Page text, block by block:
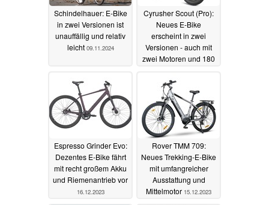
Schindelhauer: E-Bike
in zwei Versionen ist
unauffällig und relativ
leicht 09.11.2024
Cyrusher Scout (Pro):
Neues E-Bike
erscheint in zwei
Versionen - auch mit
zwei Motoren und 180
18.12.2023
Espresso Grinder Evo:
Dezentes E-Bike fährt
mit recht großem Akku
und Riemenantrieb vor
16.12.2023
Rover TMM 709:
Neues Trekking-E-Bike
mit umfangreicher
Ausstattung und
Mittelmotor 15.12.2023